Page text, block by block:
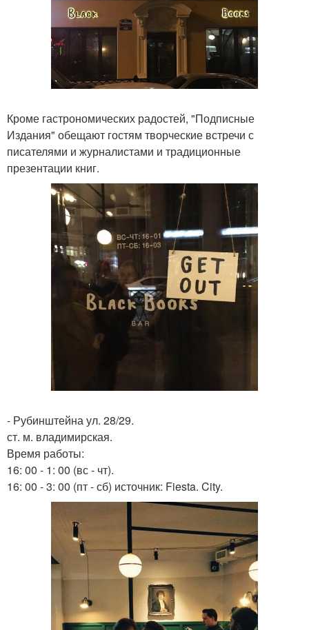
Кроме гастрономических радостей, "Подписные
Издания" обещают гостям творческие встречи с
писателями и журналистами и традиционные
презентации книг.
- Рубинштейна ул. 28/29.
ст. м. владимирская.
Время работы:
16: 00 - 1: 00 (вс - чт).
16: 00 - 3: 00 (пт - сб) источник: Fiesta. City.